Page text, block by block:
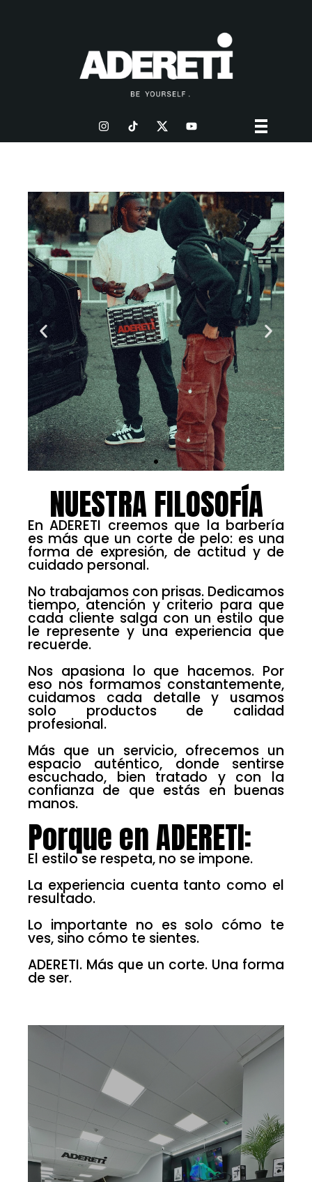
NUESTRA FILOSOFÍA
En ADERETI creemos que la barbería
es más que un corte de pelo: es una
forma de expresión, de actitud y de
cuidado personal.
No trabajamos con prisas. Dedicamos
tiempo, atención y criterio para que
cada cliente salga con un estilo que
le represente y una experiencia que
recuerde.
Nos apasiona lo que hacemos. Por
eso nos formamos constantemente,
cuidamos cada detalle y usamos
solo productos de calidad
profesional.
Más que un servicio, ofrecemos un
espacio auténtico, donde sentirse
escuchado, bien tratado y con la
confianza de que estás en buenas
manos.
Porque en ADERETI:
El estilo se respeta, no se impone.
La experiencia cuenta tanto como el
resultado.
Lo importante no es solo cómo te
ves, sino cómo te sientes.
ADERETI. Más que un corte. Una forma
de ser.